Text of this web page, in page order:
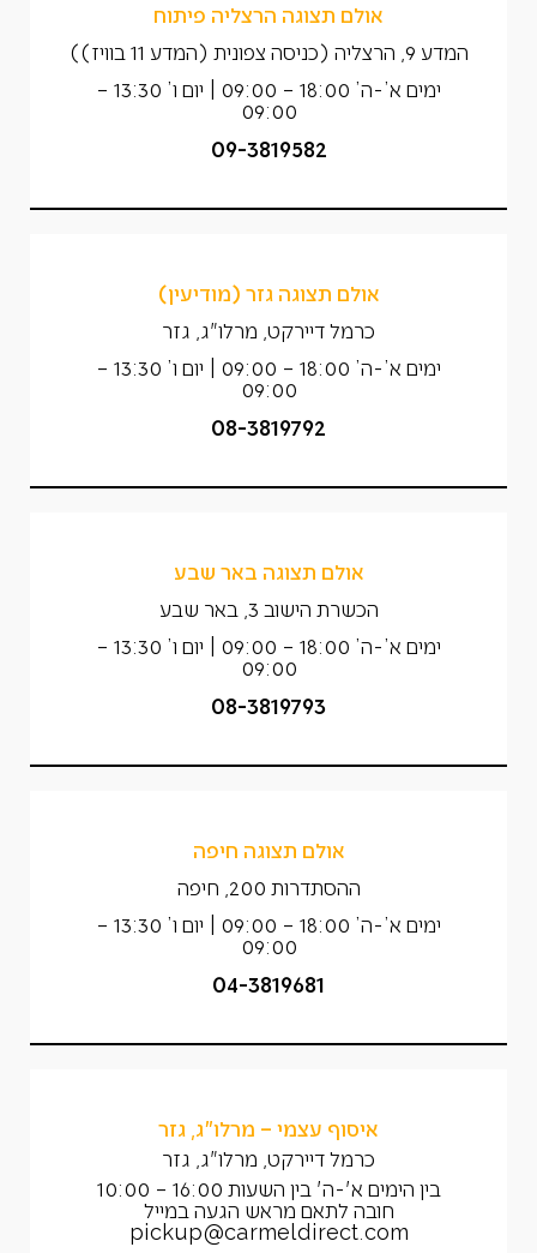
אולם תצוגה הרצליה פיתוח
המדע 9, הרצליה (כניסה צפונית (המדע 11 בוויז))
ימים א’-ה’ 18:00 – 09:00 | יום ו’ 13:30 –
09:00
09-3819582
אולם תצוגה גזר (מודיעין)
כרמל דיירקט, מרלו"ג, גזר
ימים א’-ה’ 18:00 – 09:00 | יום ו’ 13:30 –
09:00
08-3819792
אולם תצוגה באר שבע
הכשרת הישוב 3, באר שבע
ימים א’-ה’ 18:00 – 09:00 | יום ו’ 13:30 –
09:00
08-3819793
אולם תצוגה חיפה
ההסתדרות 200, חיפה
ימים א’-ה’ 18:00 – 09:00 | יום ו’ 13:30 –
09:00
04-3819681
איסוף עצמי – מרלו"ג, גזר
כרמל דיירקט, מרלו"ג, גזר
בין הימים א'-ה' בין השעות 16:00 – 10:00
חובה לתאם מראש הגעה במייל
pickup@carmeldirect.com